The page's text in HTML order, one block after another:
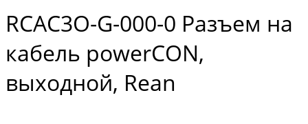
RCAC3O-G-000-0 Разъем на
кабель powerCON,
выходной, Rean